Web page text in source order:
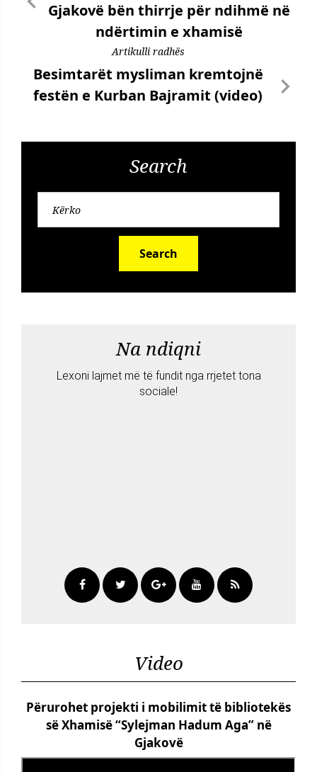
Gjakovë bën thirrje për ndihmë në
ndërtimin e xhamisë
Artikulli radhës
Besimtarët mysliman kremtojnë
festën e Kurban Bajramit (video)
Search
Search
Na ndiqni
Lexoni lajmet më të fundit nga rrjetet tona
sociale!
Video
Përurohet projekti i mobilimit të bibliotekës
së Xhamisë “Sylejman Hadum Aga” në
Gjakovë